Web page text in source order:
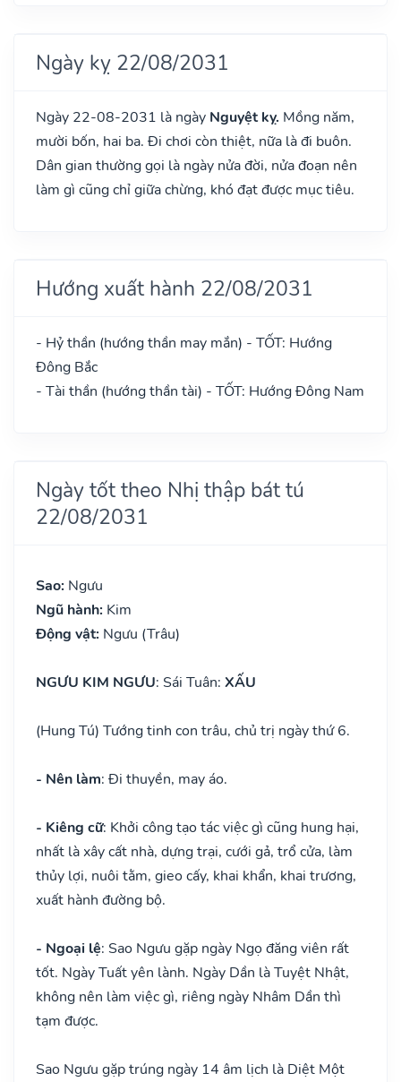
Ngày kỵ 22/08/2031
Ngày 22-08-2031 là ngày Nguyệt kỵ. Mồng năm,
mười bốn, hai ba. Đi chơi còn thiệt, nữa là đi buôn.
Dân gian thường gọi là ngày nửa đời, nửa đoạn nên
làm gì cũng chỉ giữa chừng, khó đạt được mục tiêu.
Hướng xuất hành 22/08/2031
- Hỷ thần (hướng thần may mắn) - TỐT: Hướng
Đông Bắc
- Tài thần (hướng thần tài) - TỐT: Hướng Đông Nam
Ngày tốt theo Nhị thập bát tú
22/08/2031
Sao: Ngưu
Ngũ hành: Kim
Động vật: Ngưu (Trâu)
NGƯU KIM NGƯU: Sái Tuân: XẤU
(Hung Tú) Tướng tinh con trâu, chủ trị ngày thứ 6.
- Nên làm: Đi thuyền, may áo.
- Kiêng cữ: Khởi công tạo tác việc gì cũng hung hại,
nhất là xây cất nhà, dựng trại, cưới gả, trổ cửa, làm
thủy lợi, nuôi tằm, gieo cấy, khai khẩn, khai trương,
xuất hành đường bộ.
- Ngoại lệ: Sao Ngưu gặp ngày Ngọ đăng viên rất
tốt. Ngày Tuất yên lành. Ngày Dần là Tuyệt Nhật,
không nên làm việc gì, riêng ngày Nhâm Dần thì
tạm được.
Sao Ngưu gặp trúng ngày 14 âm lịch là Diệt Một